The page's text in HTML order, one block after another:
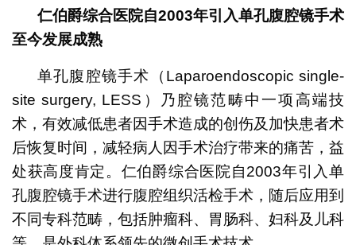
仁伯爵综合医院自2003年引入单孔腹腔镜手术
至今发展成熟
单孔腹腔镜手术（Laparoendoscopic single-
site surgery, LESS）乃腔镜范畴中一项高端技
术，有效减低患者因手术造成的创伤及加快患者术
后恢复时间，减轻病人因手术治疗带来的痛苦，益
处获高度肯定。仁伯爵综合医院自2003年引入单
孔腹腔镜手术进行腹腔组织活检手术，随后应用到
不同专科范畴，包括肿瘤科、胃肠科、妇科及儿科